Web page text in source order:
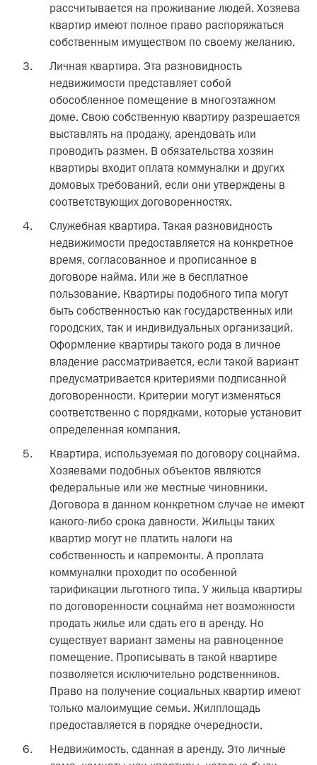
рассчитывается на проживание людей. Хозяева
квартир имеют полное право распоряжаться
собственным имуществом по своему желанию.
Личная квартира. Эта разновидность
недвижимости представляет собой
обособленное помещение в многоэтажном
доме. Свою собственную квартиру разрешается
выставлять на продажу, арендовать или
проводить размен. В обязательства хозяин
квартиры входит оплата коммуналки и других
домовых требований, если они утверждены в
соответствующих договоренностях.
Служебная квартира. Такая разновидность
недвижимости предоставляется на конкретное
время, согласованное и прописанное в
договоре найма. Или же в бесплатное
пользование. Квартиры подобного типа могут
быть собственностью как государственных или
городских, так и индивидуальных организаций.
Оформление квартиры такого рода в личное
владение рассматривается, если такой вариант
предусматривается критериями подписанной
договоренности. Критерии могут изменяться
соответственно с порядками, которые установит
определенная компания.
Квартира, используемая по договору соцнайма.
Хозяевами подобных объектов являются
федеральные или же местные чиновники.
Договора в данном конкретном случае не имеют
какого-либо срока давности. Жильцы таких
квартир могут не платить налоги на
собственность и капремонты. А проплата
коммуналки проходит по особенной
тарификации льготного типа. У жильца квартиры
по договоренности соцнайма нет возможности
продать жилье или сдать его в аренду. Но
существует вариант замены на равноценное
помещение. Прописывать в такой квартире
позволяется исключительно родственников.
Право на получение социальных квартир имеют
только малоимущие семьи. Жилплощадь
предоставляется в порядке очередности.
Недвижимость, сданная в аренду. Это личные